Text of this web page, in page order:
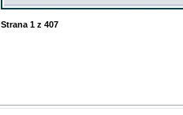
Strana 1 z 407